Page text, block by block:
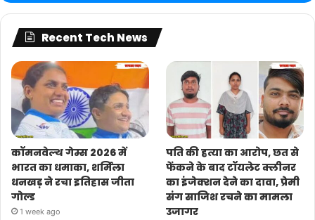
Recent Tech News
कॉमनवेल्थ गेम्स 2026 में
भारत का धमाका, शर्मिला
धनखड़ ने रचा इतिहास जीता
गोल्ड
1 week ago
पति की हत्या का आरोप, छत से
फेंकने के बाद टॉयलेट क्लीनर
का इंजेक्शन देने का दावा, प्रेमी
संग साजिश रचने का मामला
उजागर